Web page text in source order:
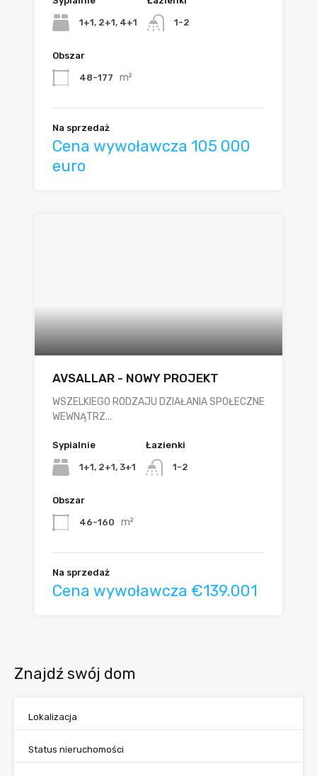
1+1, 2+1, 4+1 1-2
Obszar
48-177 m²
Na sprzedaż
Cena wywoławcza 105 000
euro
AVSALLAR - NOWY PROJEKT
WSZELKIEGO RODZAJU DZIAŁANIA SPOŁECZNE
WEWNĄTRZ...
Sypialnie
1+1, 2+1, 3+1
Łazienki
1-2
Obszar
46-160 m²
Na sprzedaż
Cena wywoławcza €139.001
Znajdź swój dom
Lokalizacja
Status nieruchomości